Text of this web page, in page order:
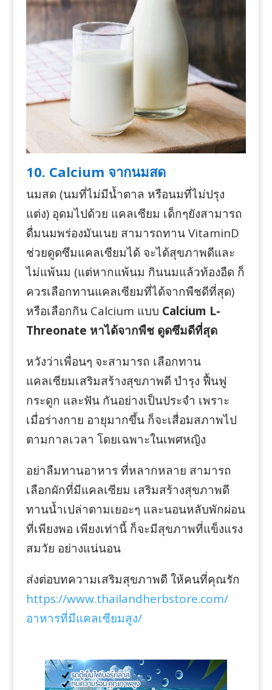
10. Calcium จากนมสด
นมสด (นมที่ไม่มีน้ำตาล หรือนมที่ไม่ปรุง
แต่ง) อุดมไปด้วย แคลเซียม เด็กๆยังสามารถ
ดื่มนมพร่องมันเนย สามารถทาน VitaminD
ช่วยดูดซึมแคลเซียมได้ จะได้สุขภาพดีและ
ไม่แพ้นม (แต่หากแพ้นม กินนมแล้วท้องอืด ก็
ควรเลือกทานแคลเซียมที่ได้จากพืชดีที่สุด)
หรือเลือกกิน Calcium แบบ Calcium L-
Threonate หาได้จากพืช ดูดซึมดีที่สุด
หวังว่าเพื่อนๆ จะสามารถ เลือกทาน
แคลเซียมเสริมสร้างสุขภาพดี บำรุง ฟื้นฟู
กระดูก และฟัน กันอย่างเป็นประจำ เพราะ
เมื่อร่างกาย อายุมากขึ้น ก็จะเสื่อมสภาพไป
ตามกาลเวลา โดยเฉพาะในเพศหญิง
อย่าลืมทานอาหาร ที่หลากหลาย สามารถ
เลือกผักที่มีแคลเซียม เสริมสร้างสุขภาพดี
ทานน้ำเปล่าตามเยอะๆ และนอนหลับพักผ่อน
ที่เพียงพอ เพียงเท่านี้ ก็จะมีสุขภาพที่แข็งแรง
สมวัย อย่างแน่นอน
ส่งต่อบทความเสริมสุขภาพดี ให้คนที่คุณรัก
https://www.thailandherbstore.com/
อาหารที่มีแคลเซียมสูง/